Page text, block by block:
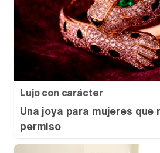
Lujo con carácter
Una joya para mujeres que
permiso